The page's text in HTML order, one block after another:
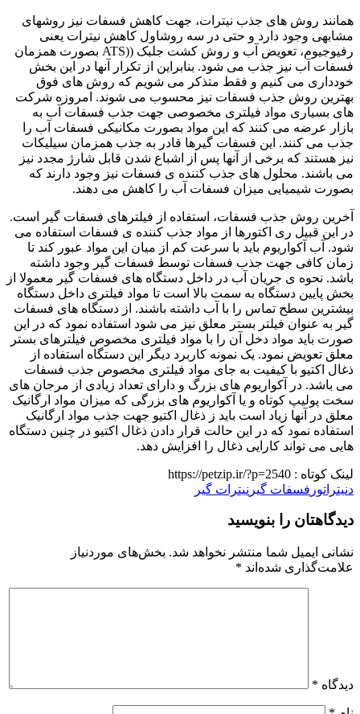
همانند روش های جذب نیترات، جهت کاهش فسفات نیز روشهای
مشابهی وجود دارد و حتی در سه روشاول کاهش نیترات یعنی
رفیوجیوم، تعویض آب و روش کشت جلبک ((ATS بصورت همزمان
فسفات آب نیز جذب می شود. بنابراین از تکرار آنها در این بخش
خودداری می کنیم و فقط متذکر می شویم که روش های فوق
بهترین روش جذب فسفات نیز محسوب می شوند. امروزه شرکت
های بسیاری مواد فیلتری مخصوصی جهت جذب فسفات آب به
بازار عرضه می کنند که این مواد بصورت مکانیکی فسفات آب را
جذب می کنند. این فسفات گیرها قادر به جذب همزمان سیلیکات
نیز هستند که برخی از آنها پس از اشباع شدن قابل شارژ مجدد نیز
می باشند. محلول های جذب کننده ی فسفات نیز وجود دارند که
بصورت شیمیایی میزان فسفات آب را کاهش می دهند.
آخرین روش جذب فسفات، استفاده از فیلترهای فسفات گیر است.
در این قبیل ری اکتورها از مواد جذب کننده ی فسفات استفاده می
شود. آب آکواریوم باید با سرعت کم از میان این مواد عبور کند تا
زمان کافی جهت جذب فسفات توسط فسفات گیر وجود داشته
باشد. نحوه ی جریان آب در داخل دستگاه های فسفات گیر معمولا از
بخش پایین دستگاه به سمت بالا است تا مواد فیلتری داخل دستگاه
بیشترین سطح تماس را با آب داشته باشند. از دستگاه های فسفات
گیر به عنوان فیلتر بستر معلق نیز می شود استفاده نمود که در این
صورت باید مواد دخل آن را با مواد فیلتری مخصوص فیلترهای بستر
معلق تعویض نمود. یک نمونه کاربرد دیگر این دستگاه استفاده از
ذغال اکتیو با کیفیت به جای مواد فیلتری مخصوص جذب فسفات
می باشد. در آکواریوم های بزرگ و دارای تعداد زیادی از مرجان های
سخت پولیپ کوتاه و یا آکواریوم های بزرگی که میزان مواد ارگانیک
معلق در آنها زیاد است باید ز ذغال اکتیو جهت جذب مواد ارگانیک
استفاده نمود که در این حالت قرار دادن ذغال اکتیو در چنین دستگاه
هایی می تواند کارایی ذغال را افزایش دهد.
لینک کوتاه : https://petzip.ir/?p=2540
دنیتراتور فسفات گیر نیترات گیر
دیدگاهتان را بنویسید
نشانی ایمیل شما منتشر نخواهد شد. بخش‌های موردنیاز
علامت‌گذاری شده‌اند *
دیدگاه *